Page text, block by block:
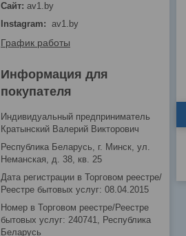
av1.by
Instagram
av1.by
График работы
Информация для
покупателя
Индивидуальный предприниматель
Кратынский Валерий Викторович
Республика Беларусь, г. Минск, ул.
Неманская, д. 38, кв. 25
Дата регистрации в Торговом реестре/
Реестре бытовых услуг: 08.04.2015
Номер в Торговом реестре/Реестре
бытовых услуг: 240741, Республика
Беларусь